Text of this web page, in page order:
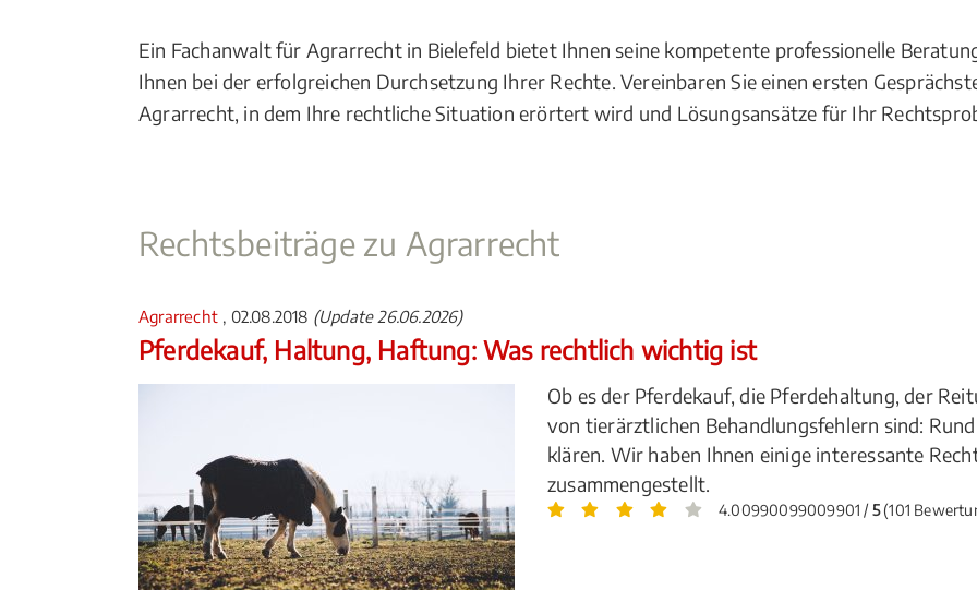
Ein Fachanwalt für Agrarrecht in Bielefeld bietet Ihnen seine kompetente professionelle
Ihnen bei der erfolgreichen Durchsetzung Ihrer Rechte. Vereinbaren Sie einen ersten
Agrarrecht, in dem Ihre rechtliche Situation erörtert wird und Lösungsansätze für Ihr
Rechtsbeiträge zu Agrarrecht
Agrarrecht , 02.08.2018 (Update 26.06.2026)
Pferdekauf, Haltung, Haftung: Was rechtlich wichtig ist
Ob es der Pferdekauf, die Pferdehaltung, der
von tierärztlichen Behandlungsfehlern sind:
klären. Wir haben Ihnen einige interessante
zusammengestellt.
4.00990099009901 / 5(101